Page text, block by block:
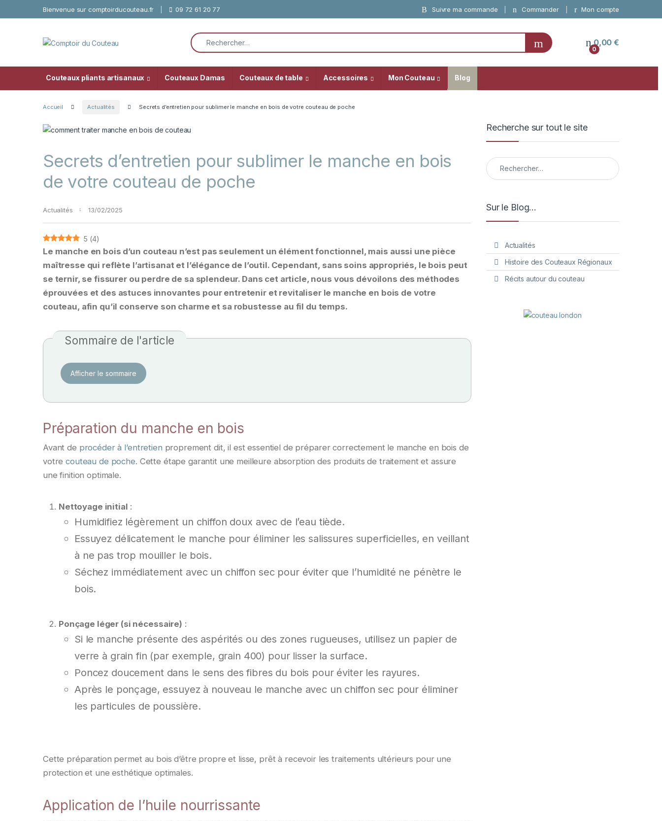
Bienvenue sur comptoirducouteau.fr 09 72 61 20 77 Suivre ma commande Commander Mon compte
Search for:
0
0,00€
Couteaux pliants artisanaux Couteaux Damas Couteaux de table Accessoires Mon Couteau Blog
Accueil Actualités Secrets d’entretien pour sublimer le manche en bois de votre couteau de poche
Secrets d’entretien pour sublimer le manche en bois
de votre couteau de poche
Actualités 13/02/2025
5 (4)
Le manche en bois d’un couteau n’est pas seulement un élément fonctionnel, mais aussi une pièce
maîtresse qui reflète l’artisanat et l’élégance de l’outil. Cependant, sans soins appropriés, le bois peut
se ternir, se fissurer ou perdre de sa splendeur. Dans cet article, nous vous dévoilons des méthodes
éprouvées et des astuces innovantes pour entretenir et revitaliser le manche en bois de votre
couteau, afin qu’il conserve son charme et sa robustesse au fil du temps.
Sommaire de l'article
Afficher le sommaire
Préparation du manche en bois
Avant de procéder à l’entretien proprement dit, il est essentiel de préparer correctement le manche en bois de
votrecouteau de poche. Cette étape garantit une meilleure absorption des produits de traitement et assure
une finition optimale.
Nettoyage initial :
Humidifiez légèrement un chiffon doux avec de l’eau tiède.
Essuyez délicatement le manche pour éliminer les salissures superficielles, en veillant
à ne pas trop mouiller le bois.
Séchez immédiatement avec un chiffon sec pour éviter que l’humidité ne pénètre le
bois.
Ponçage léger (si nécessaire) :
Si le manche présente des aspérités ou des zones rugueuses, utilisez un papier de
verre à grain fin (par exemple, grain 400) pour lisser la surface.
Poncez doucement dans le sens des fibres du bois pour éviter les rayures.
Après le ponçage, essuyez à nouveau le manche avec un chiffon sec pour éliminer
les particules de poussière.
Cette préparation permet au bois d’être propre et lisse, prêt à recevoir les traitements ultérieurs pour une
protection et une esthétique optimales.
Application de l’huile nourrissante
Recherche sur tout le site
Rechercher :
Sur le Blog…
Actualités
Histoire des Couteaux Régionaux
Récits autour du couteau